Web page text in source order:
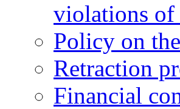
violations of
Policy on
Retraction
Financial